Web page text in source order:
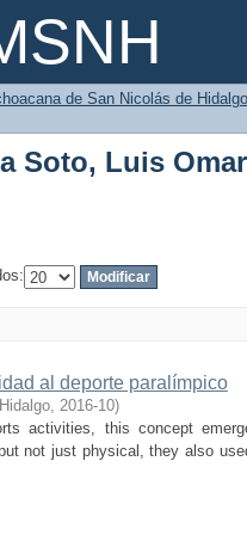
Soto, Luis Omar"
de San Nicolás de Hidalgo
Soto, Luis
al deporte paralímpico
, 2016-10)
activities, this concept
not just physical, they also